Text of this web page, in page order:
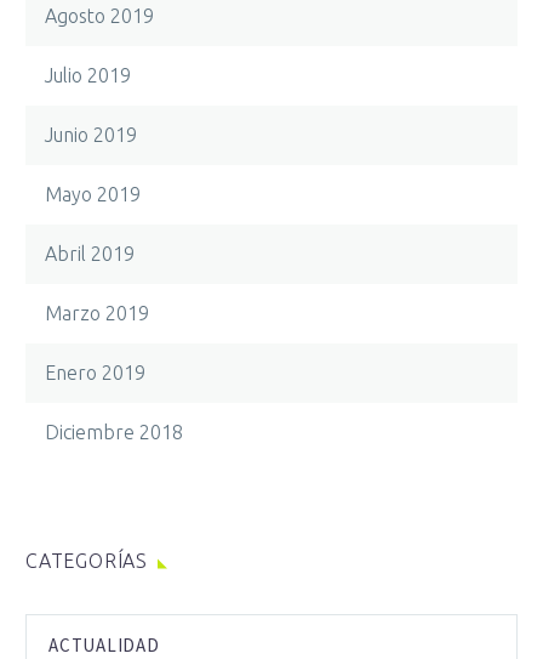
Agosto 2019
Julio 2019
Junio 2019
Mayo 2019
Abril 2019
Marzo 2019
Enero 2019
Diciembre 2018
CATEGORÍAS
ACTUALIDAD